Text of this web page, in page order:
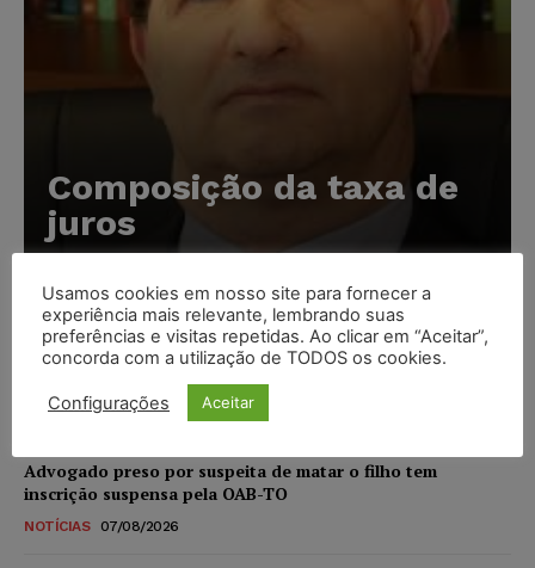
Composição da taxa de
juros
Meta é alvo de denúncia após anúncios com conteúdo
sexual infantil gerado por IA circularem em suas
NOTÍCIAS 07/08/2026
Advogado preso por suspeita de matar o filho tem
inscrição suspensa pela OAB-TO
NOTÍCIAS 07/08/2026
Usamos cookies em nosso site para fornecer a
experiência mais relevante, lembrando suas
preferências e visitas repetidas. Ao clicar em “Aceitar”,
concorda com a utilização de TODOS os cookies.
Configurações Aceitar